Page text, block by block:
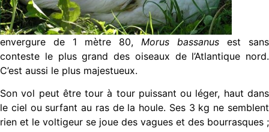
envergure de 1 mètre 80, Morus bassanus est sans
conteste le plus grand des oiseaux de l’Atlantique nord.
C’est aussi le plus majestueux.
Son vol peut être tour à tour puissant ou léger, haut dans
le ciel ou surfant au ras de la houle. Ses 3 kg ne semblent
rien et le voltigeur se joue des vagues et des bourrasques ;